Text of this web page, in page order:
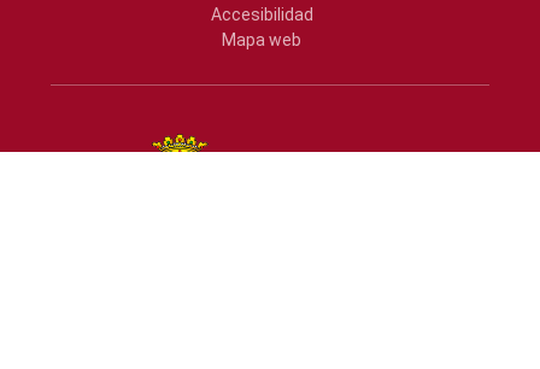
Accesibilidad
Mapa web